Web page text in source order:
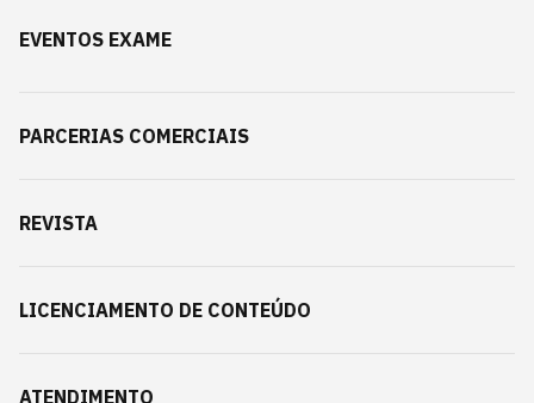
EVENTOS EXAME
PARCERIAS COMERCIAIS
REVISTA
LICENCIAMENTO DE CONTEÚDO
ATENDIMENTO